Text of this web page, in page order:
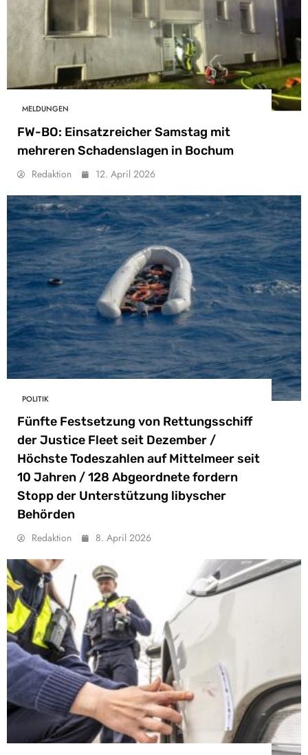
MELDUNGEN
FW-BO: Einsatzreicher Samstag mit
mehreren Schadenslagen in Bochum
Redaktion 12. April 2026
POLITIK
Fünfte Festsetzung von Rettungsschiff
der Justice Fleet seit Dezember /
Höchste Todeszahlen auf Mittelmeer seit
10 Jahren / 128 Abgeordnete fordern
Stopp der Unterstützung libyscher
Behörden
Redaktion 8. April 2026